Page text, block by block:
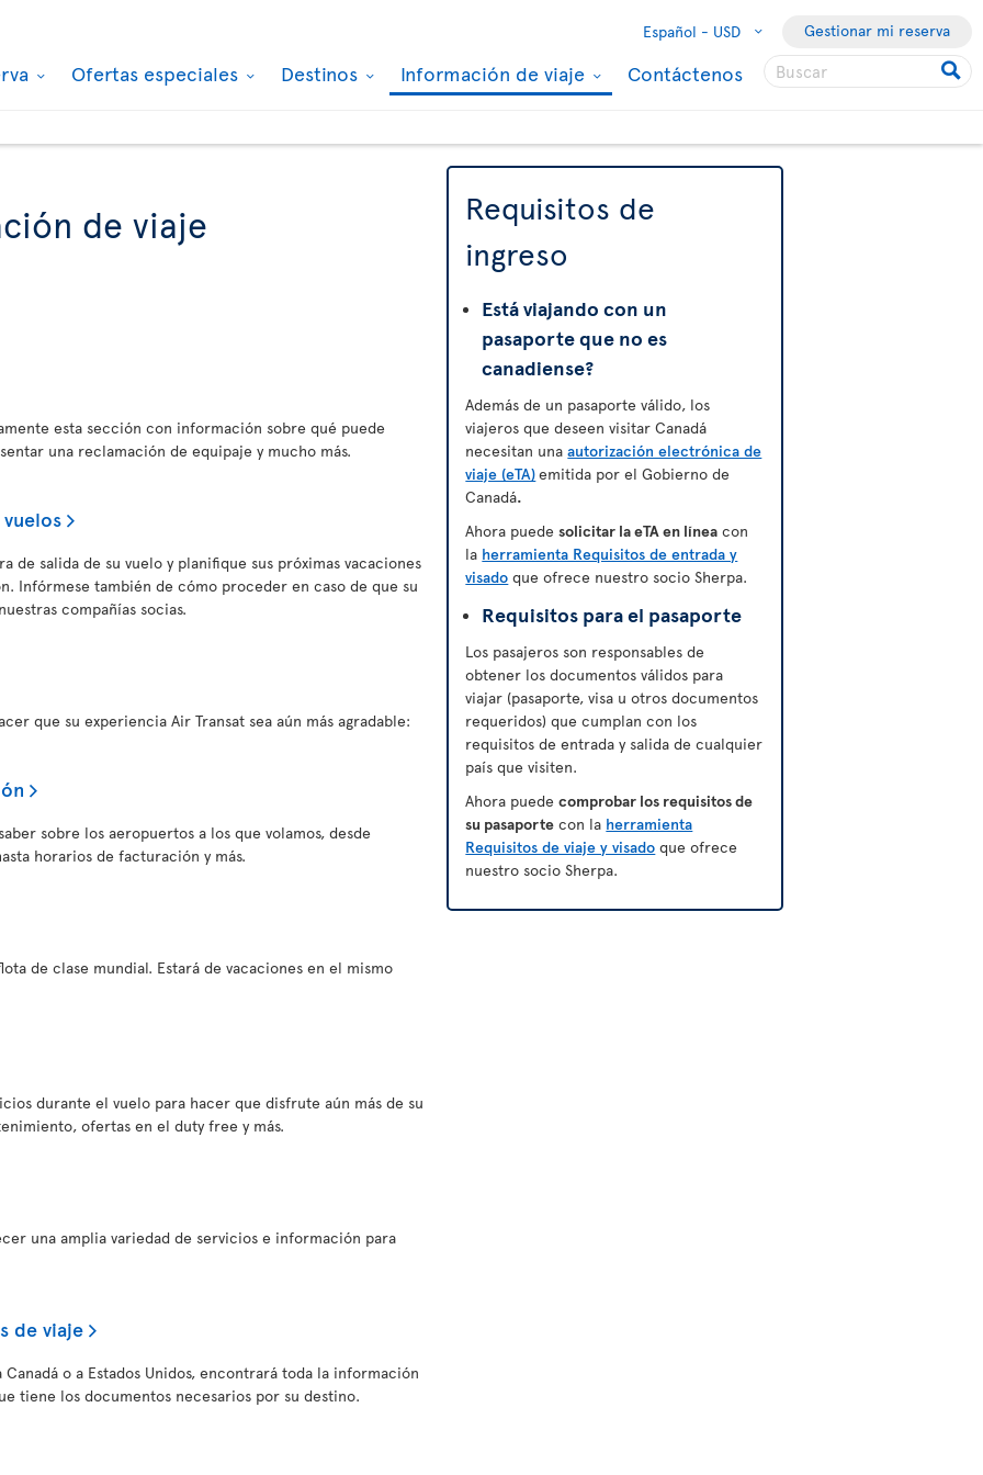
Español - USD Gestionar mi reserva
Ofertas especiales Destinos Información de viaje Contáctenos
de viaje
esta sección con información sobre qué puede
una reclamación de equipaje y mucho más.
de salida de su vuelo y planifique sus próximas vacaciones
Infórmese también de cómo proceder en caso de que su
compañías socias.
que su experiencia Air Transat sea aún más agradable:
sobre los aeropuertos a los que volamos, desde
horarios de facturación y más.
de clase mundial. Estará de vacaciones en el mismo
durante el vuelo para hacer que disfrute aún más de su
ofertas en el duty free y más.
una amplia variedad de servicios e información para
de viaje
Canadá o a Estados Unidos, encontrará toda la información
tiene los documentos necesarios por su destino.
Requisitos de
ingreso
Está viajando con un
pasaporte que no es
canadiense?
Además de un pasaporte válido, los
viajeros que deseen visitar Canadá
necesitan unaautorización electrónica de
viaje (eTA)emitida por el Gobierno de
Canadá.
Ahora puedesolicitar la eTA en línea con
la herramienta Requisitos de entrada y
visado que ofrece nuestro socio Sherpa.
Requisitos para el pasaporte
Los pasajeros son responsables de
obtener los documentos válidos para
viajar (pasaporte, visa u otros documentos
requeridos) que cumplan con los
requisitos de entrada y salida de cualquier
país que visiten.
Ahora puedecomprobar los requisitos de
su pasaporte con la herramienta
Requisitos de viaje y visado que ofrece
nuestro socio Sherpa.